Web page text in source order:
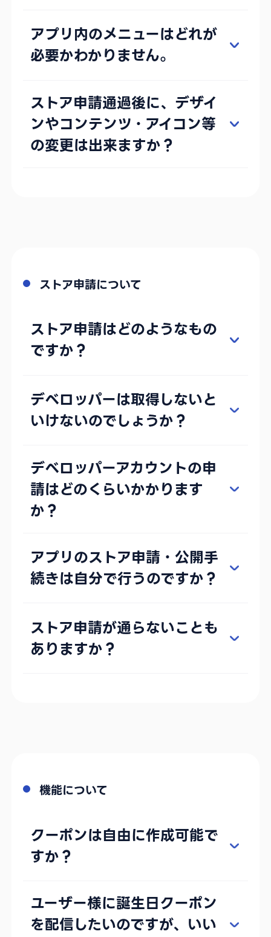
アプリ内のメニューはどれが
必要かわかりません。
ストア申請通過後に、デザイ
ンやコンテンツ・アイコン等
の変更は出来ますか？
ストア申請について
ストア申請はどのようなもの
ですか？
デベロッパーは取得しないと
いけないのでしょうか？
デベロッパーアカウントの申
請はどのくらいかかります
か？
アプリのストア申請・公開手
続きは自分で行うのですか？
ストア申請が通らないことも
ありますか？
機能について
クーポンは自由に作成可能で
すか？
ユーザー様に誕生日クーポン
を配信したいのですが、いい